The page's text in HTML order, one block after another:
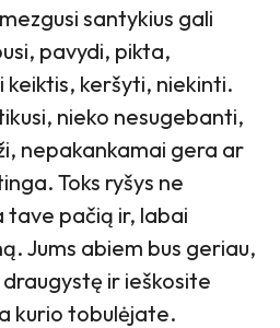
santykius gali
pavydi, pikta,
keršyti, niekinti.
nieko nesugebanti,
nepakankamai gera ar
Toks ryšys ne
pačią ir, labai
Jums abiem bus geriau,
ir ieškosite
kurio tobulėjate.